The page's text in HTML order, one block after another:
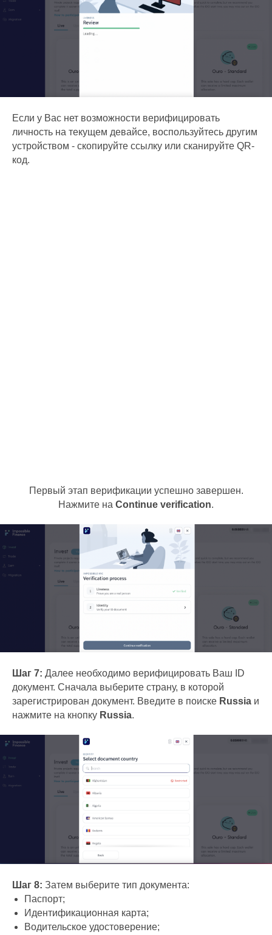
Если у Вас нет возможности верифицировать
личность на текущем девайсе, воспользуйтесь другим
устройством - скопируйте ссылку или сканируйте QR-
код.
Первый этап верификации успешно завершен.
Нажмите на Continue verification.
Шаг 7: Далее необходимо верифицировать Ваш ID
документ. Сначала выберите страну, в которой
зарегистрирован документ. Введите в поиске Russia и
нажмите на кнопку Russia.
Шаг 8: Затем выберите тип документа:
Паспорт;
Идентификационная карта;
Водительское удостоверение;